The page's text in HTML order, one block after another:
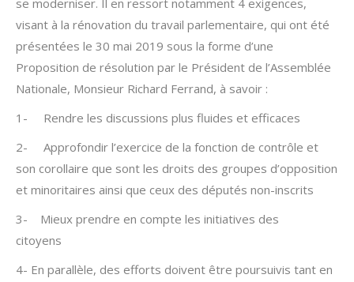
se moderniser. Il en ressort notamment 4 exigences,
visant à la rénovation du travail parlementaire, qui ont été
présentées le 30 mai 2019 sous la forme d’une
Proposition de résolution par le Président de l’Assemblée
Nationale, Monsieur Richard Ferrand, à savoir :
1- Rendre les discussions plus fluides et efficaces
2- Approfondir l’exercice de la fonction de contrôle et
son corollaire que sont les droits des groupes d’opposition
et minoritaires ainsi que ceux des députés non-inscrits
3- Mieux prendre en compte les initiatives des
citoyens
4- En parallèle, des efforts doivent être poursuivis tant en